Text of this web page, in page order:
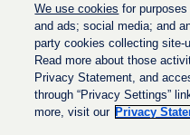
Principales
Politique
We use cookies for
and ads; social media; and
party cookies collecting site-
Read more about those
Privacy Statement, and
through “Privacy Settings”
more, visit our Privacy